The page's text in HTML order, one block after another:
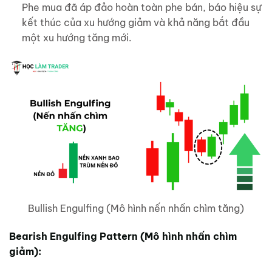
Phe mua đã áp đảo hoàn toàn phe bán, báo hiệu sự
kết thúc của xu hướng giảm và khả năng bắt đầu
một xu hướng tăng mới.
Bullish Engulfing (Mô hình nến nhấn chìm tăng)
Bearish Engulfing Pattern (Mô hình nhấn chìm
giảm):